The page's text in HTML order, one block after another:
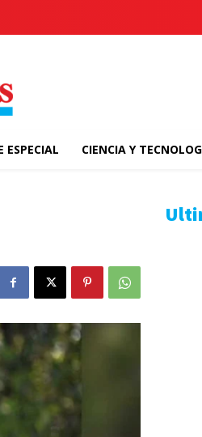
ESPECIAL CIENCIA Y